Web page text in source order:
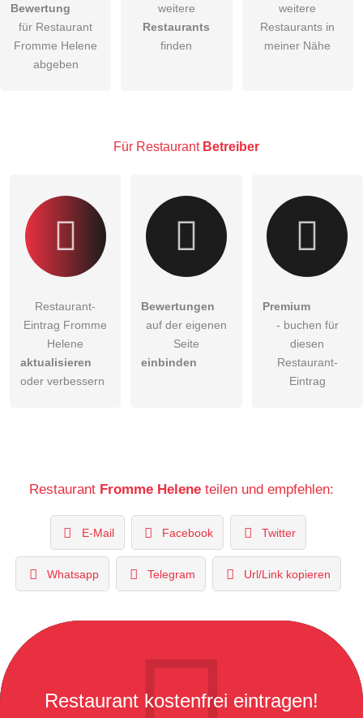
Hiermit akzeptiere ich dieAGB
DieDatenschutzerklärung habe ich zur Kenntnis genommen.
Besucher sichtbar.
Bewertung
für Restaurant
Fromme Helene
abgeben
weitere
Restaurants
finden
weitere
Restaurants in
meiner Nähe
Für Restaurant Betreiber
Restaurant-
Eintrag Fromme
Helene
aktualisieren
oder verbessern
Bewertungen
auf der eigenen
Seite
einbinden
Premium
- buchen für
diesen
Restaurant-
Eintrag
Restaurant Fromme Helene teilen und empfehlen:
E-Mail Facebook Twitter
Whatsapp Telegram Url/Link kopieren
Restaurant kostenfrei eintragen!